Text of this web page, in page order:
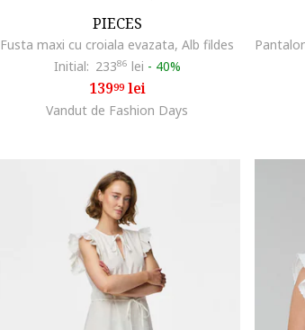
PIECES
Fusta maxi cu croiala evazata, Alb fildes
Initial: 23386 lei - 40%
13999lei
Vandut de Fashion Days